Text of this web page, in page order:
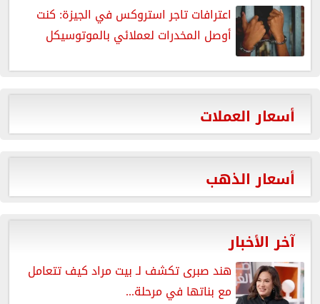
اعترافات تاجر استروكس في الجيزة: كنت
أوصل المخدرات لعملائي بالموتوسيكل
أسعار العملات
أسعار الذهب
آخر الأخبار
هند صبرى تكشف لـ بيت مراد كيف تتعامل
مع بناتها في مرحلة...